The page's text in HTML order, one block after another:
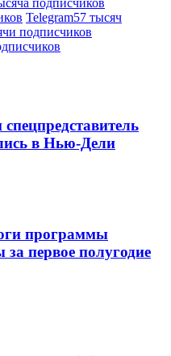
подписчиков
Telegram57 тысяч
подписчиков
в Нью-Дели
программы
первое полугодие